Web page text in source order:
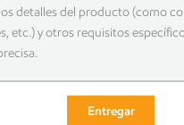
Entregar